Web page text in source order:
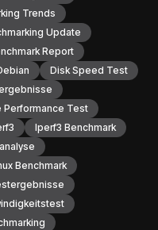
Trends
Update
Report
Disk Speed Test
Performance Test
Iperf3 Benchmark
Benchmark